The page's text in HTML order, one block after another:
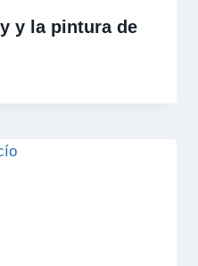
y la pintura de